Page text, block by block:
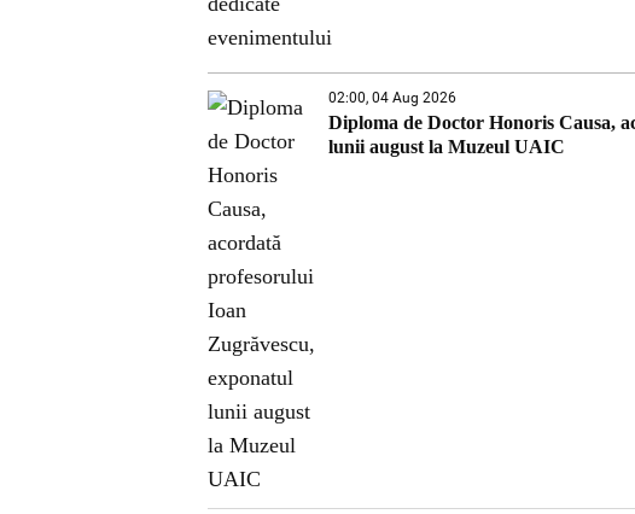
02:00, 04 Aug 2026
Diploma de Doctor Honoris Causa,
lunii august la Muzeul UAIC